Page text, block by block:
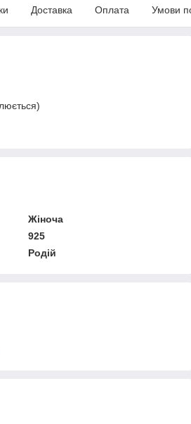
Доставка Оплата Умови
Жіноча
925
Родій